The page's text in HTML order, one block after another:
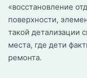
«восстановление
поверхности,
такой детализации
места, где дети
ремонта.